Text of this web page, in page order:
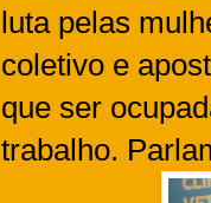
luta pelas
coletivo e
que ser
trabalho.